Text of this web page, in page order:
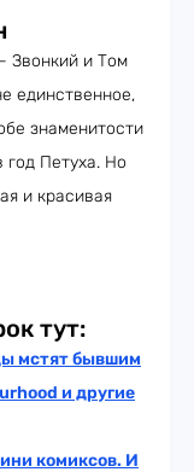
Звонкий и Том
единственное,
знаменитости
год Петуха. Но
и красивая
тут:
мстят бывшим
и другие
комиксов. И